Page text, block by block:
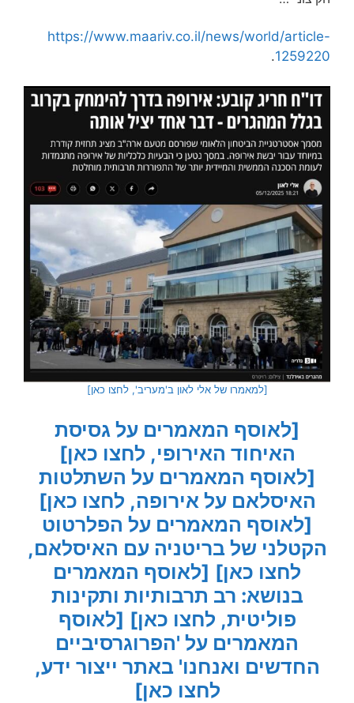
https://www.maariv.co.il/news/world/article-
1259220
.
[למאמרו של אלי לאון ב'מעריב', לחצו כאן]
[לאוסף המאמרים על גסיסת
האיחוד האירופי, לחצו כאן]
[לאוסף המאמרים על השתלטות
האיסלאם על אירופה, לחצו כאן]
[לאוסף המאמרים על הפלרטוט
הקטלני של בריטניה עם האיסלאם,
לחצו כאן] [לאוסף המאמרים
בנושא: רב תרבותיות ותקינות
פוליטית, לחצו כאן] [לאוסף
המאמרים על 'הפרוגרסיביים
החדשים ואנחנו' באתר ייצור ידע,
לחצו כאן]